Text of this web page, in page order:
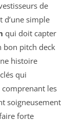
de
d’une simple
qui doit capter
bon pitch deck
histoire
qui
comprenant les
soigneusement
forte